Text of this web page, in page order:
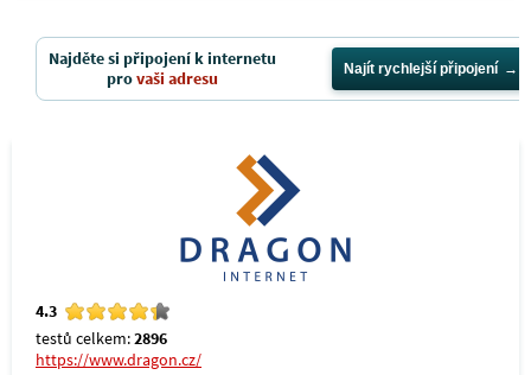
Najděte si připojení k internetu
provaši adresu Najít rychlejší připojení
4.3
testů celkem:2896
https://www.dragon.cz/